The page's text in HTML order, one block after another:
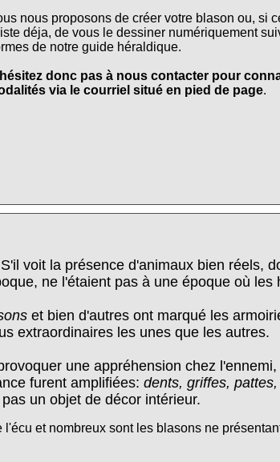
nous proposons de créer votre blason ou, si
déja, de vous le dessiner numériquement
de notre guide héraldique.
donc pas à nous contacter pour
via le courriel situé en pied de page.
voit la présence d'animaux bien réels,
ne l'étaient pas à une époque où
et bien d'autres ont marqué les
extraordinaires les unes que les autres.
une appréhension chez l'ennemi,
furent amplifiées: dents, griffes,
un objet de décor intérieur.
et nombreux sont les blasons ne